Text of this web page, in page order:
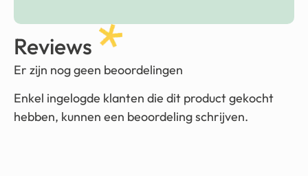
Reviews
Er zijn nog geen beoordelingen
Enkel ingelogde klanten die dit product gekocht
hebben, kunnen een beoordeling schrijven.